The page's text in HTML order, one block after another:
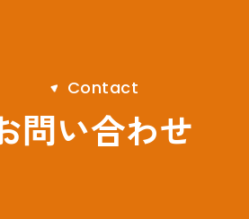
Contact
問い合わせ